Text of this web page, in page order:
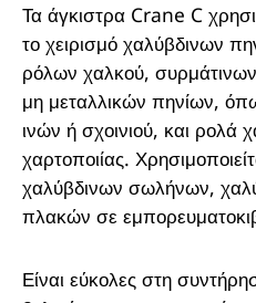
Τα άγκιστρα Crane C
το χειρισμό χαλύβδινων
ρόλων χαλκού,
μη μεταλλικών πηνίων,
ινών ή σχοινιού, και ρολά
χαρτοποιίας.
χαλύβδινων σωλήνων,
πλακών σε
Είναι εύκολες στη